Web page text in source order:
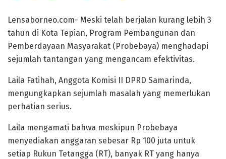
Lensaborneo.com- Meski telah berjalan kurang lebih 3
tahun di Kota Tepian, Program Pembangunan dan
Pemberdayaan Masyarakat (Probebaya) menghadapi
sejumlah tantangan yang mengancam efektivitas.
Laila Fatihah, Anggota Komisi II DPRD Samarinda,
mengungkapkan sejumlah masalah yang memerlukan
perhatian serius.
Laila mengamati bahwa meskipun Probebaya
menyediakan anggaran sebesar Rp 100 juta untuk
setiap Rukun Tetangga (RT), banyak RT yang hanya